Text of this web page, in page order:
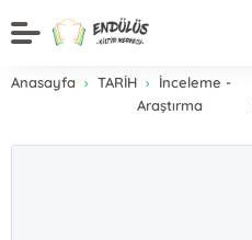
Anasayfa TARİH
İnceleme -
Araştırma